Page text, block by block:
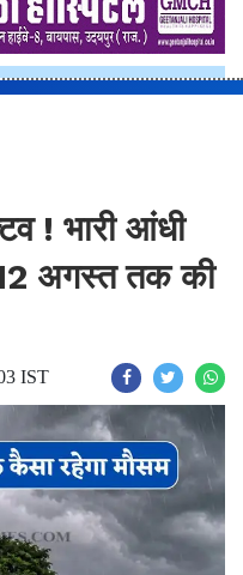
! भारी आंधी
अगस्त तक की
IST